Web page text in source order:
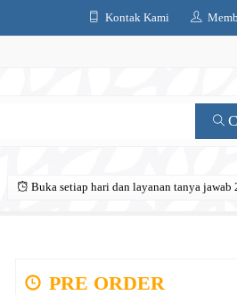
Kontak Kami
Buka setiap hari dan layanan tanya jawab
PRE ORDER